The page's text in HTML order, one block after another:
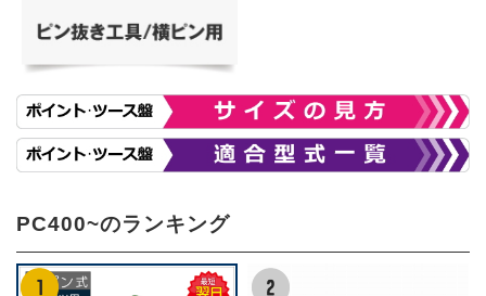
PC400~のランキング